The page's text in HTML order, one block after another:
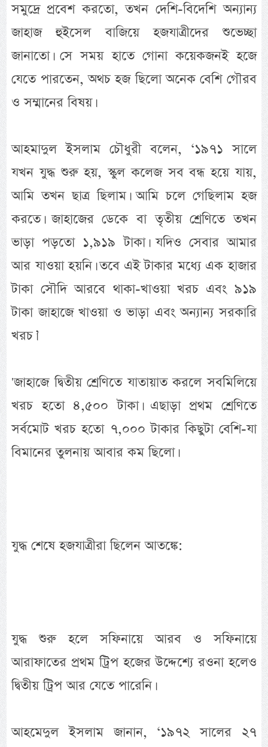
সমুদ্রে প্রবেশ করতো, তখন দেশি-বিদেশি অন্যান্য
জাহাজ হুইসেল বাজিয়ে হজযাত্রীদের শুভেচ্ছা
জানাতো। সে সময় হাতে গোনা কয়েকজনই হজে
যেতে পারতেন, অথচ হজ ছিলো অনেক বেশি গৌরব
ও সম্মানের বিষয়।
আহমাদুল ইসলাম চৌধুরী বলেন, ‘১৯৭১ সালে
যখন যুদ্ধ শুরু হয়, স্কুল কলেজ সব বন্ধ হয়ে যায়,
আমি তখন ছাত্র ছিলাম। আমি চলে গেছিলাম হজ
করতে। জাহাজের ডেকে বা তৃতীয় শ্রেণিতে তখন
ভাড়া পড়তো ১,৯১৯ টাকা। যদিও সেবার আমার
আর যাওয়া হয়নি। তবে এই টাকার মধ্যে এক হাজার
টাকা সৌদি আরবে থাকা-খাওয়া খরচ এবং ৯১৯
টাকা জাহাজে খাওয়া ও ভাড়া এবং অন্যান্য সরকারি
খরচ।’
'জাহাজে দ্বিতীয় শ্রেণিতে যাতায়াত করলে সবমিলিয়ে
খরচ হতো ৪,৫০০ টাকা। এছাড়া প্রথম শ্রেণিতে
সর্বমোট খরচ হতো ৭,০০০ টাকার কিছুটা বেশি-যা
বিমানের তুলনায় আবার কম ছিলো।
যুদ্ধ শেষে হজযাত্রীরা ছিলেন আতঙ্কে:
যুদ্ধ শুরু হলে সফিনায়ে আরব ও সফিনায়ে
আরাফাতের প্রথম ট্রিপ হজের উদ্দেশ্যে রওনা হলেও
দ্বিতীয় ট্রিপ আর যেতে পারেনি।
আহমেদুল ইসলাম জানান, ‘১৯৭২ সালের ২৭